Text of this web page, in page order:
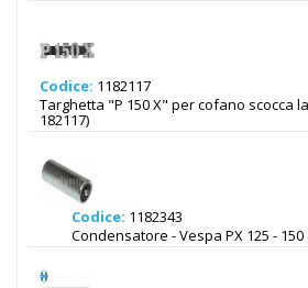
Codice: 1182117
Targhetta "P 150 X" per cofano scocca
182117)
Codice: 1182343
Condensatore - Vespa PX 125 - 150